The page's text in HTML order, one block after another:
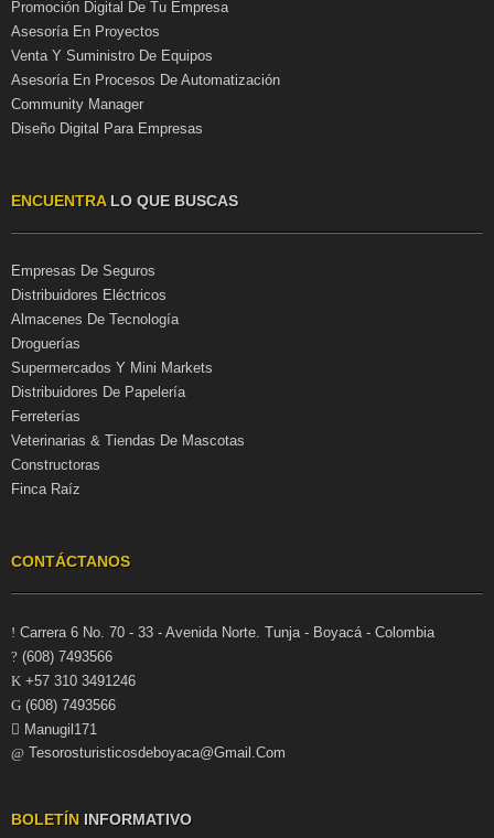
Promoción Digital De Tu Empresa
Asesoría En Proyectos
Venta Y Suministro De Equipos
Asesoría En Procesos De Automatización
Community Manager
Diseño Digital Para Empresas
ENCUENTRALO QUE BUSCAS
Empresas De Seguros
Distribuidores Eléctricos
Almacenes De Tecnología
Droguerías
Supermercados Y Mini Markets
Distribuidores De Papelería
Ferreterías
Veterinarias & Tiendas De Mascotas
Constructoras
Finca Raíz
CONTÁCTANOS
Carrera 6 No. 70 - 33 - Avenida Norte. Tunja - Boyacá - Colombia
(608) 7493566
+57 310 3491246
(608) 7493566
Manugil171
Tesorosturisticosdeboyaca@gmail.com
BOLETÍN INFORMATIVO